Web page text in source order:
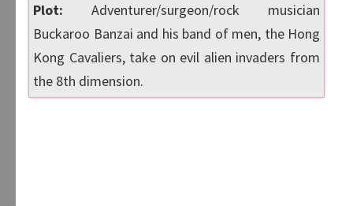
Plot: Adventurer/surgeon/rock musician
Buckaroo Banzai and his band of men, the Hong
Kong Cavaliers, take on evil alien invaders from
the 8th dimension.